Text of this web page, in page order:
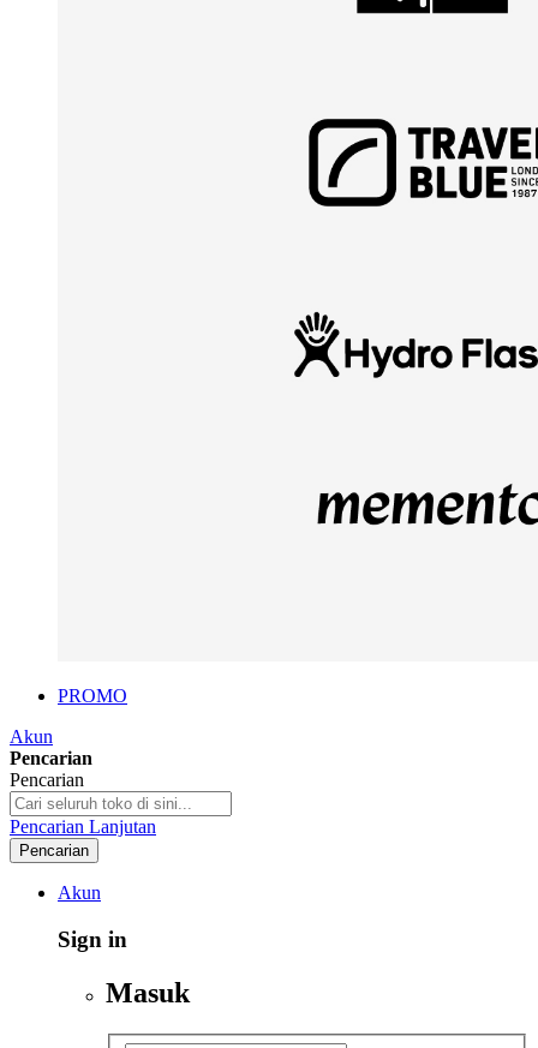
PROMO
Akun
Pencarian
Pencarian
Pencarian Lanjutan
Pencarian
Akun
Sign in
Masuk